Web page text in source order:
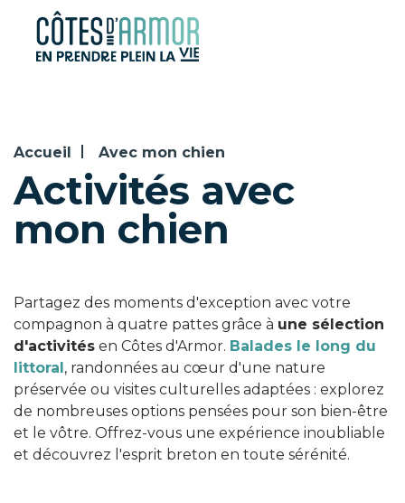
Panneau de gestion des cookies
Accueil Avec mon chien
Activités avec
mon chien
Partagez des moments d'exception avec votre
compagnon à quatre pattes grâce à une sélection
d'activités en Côtes d'Armor. Balades le long du
littoral , randonnées au cœur d'une nature
préservée ou visites culturelles adaptées : explorez
de nombreuses options pensées pour son bien-être
et le vôtre. Offrez-vous une expérience inoubliable
et découvrez l'esprit breton en toute sérénité.